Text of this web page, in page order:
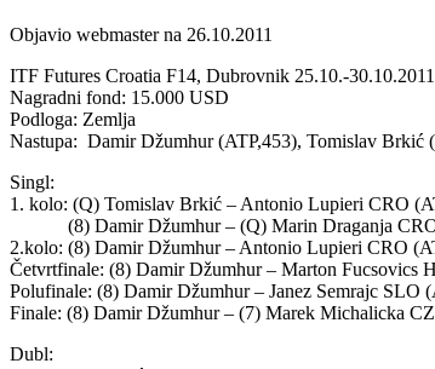
Objavio webmaster na 26.10.2011
ITF Futures Croatia F14, Dubrovnik 25.10.-
Nagradni fond: 15.000 USD
Podloga: Zemlja
Nastupa: Damir Džumhur (ATP,453), Tomislav Brkić
Singl:
1. kolo: (Q) Tomislav Brkić – Antonio Lupieri CRO
(8) Damir Džumhur – (Q) Marin Draganja CRO
2.kolo: (8) Damir Džumhur – Antonio Lupieri CRO
Četvrtfinale: (8) Damir Džumhur – Marton Fucsovics
Polufinale: (8) Damir Džumhur – Janez Semrajc SLO
Finale: (8) Damir Džumhur – (7) Marek Michalicka
Dubl: